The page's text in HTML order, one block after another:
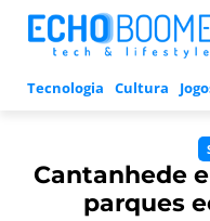
Tecnologia Cultura
Cantanhede
parques